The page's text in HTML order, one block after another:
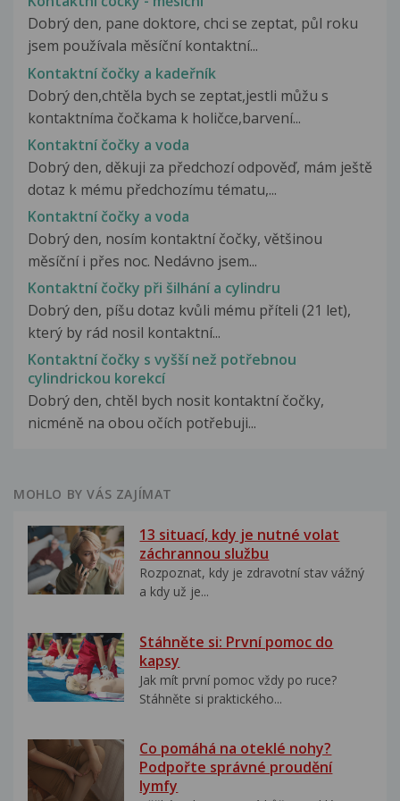
Dobrý den, pane doktore, chci se zeptat, půl roku
jsem používala měsíční kontaktní...
Kontaktní čočky a kadeřník
Dobrý den,chtěla bych se zeptat,jestli můžu s
kontaktníma čočkama k holičce,barvení...
Kontaktní čočky a voda
Dobrý den, děkuji za předchozí odpověď, mám ještě
dotaz k mému předchozímu tématu,...
Kontaktní čočky a voda
Dobrý den, nosím kontaktní čočky, většinou
měsíční i přes noc. Nedávno jsem...
Kontaktní čočky při šilhání a cylindru
Dobrý den, píšu dotaz kvůli mému příteli (21 let),
který by rád nosil kontaktní...
Kontaktní čočky s vyšší než potřebnou
cylindrickou korekcí
Dobrý den, chtěl bych nosit kontaktní čočky,
nicméně na obou očích potřebuji...
MOHLO BY VÁS ZAJÍMAT
13 situací, kdy je nutné volat
záchrannou službu
Rozpoznat, kdy je zdravotní stav vážný
a kdy už je...
Stáhněte si: První pomoc do
kapsy
Jak mít první pomoc vždy po ruce?
Stáhněte si praktického...
Co pomáhá na oteklé nohy?
Podpořte správné proudění
lymfy